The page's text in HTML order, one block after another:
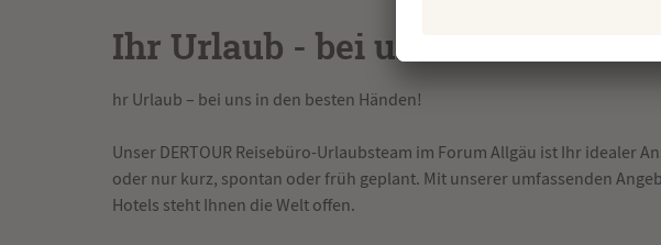
Ihr Urlaub - bei uns in den
hr Urlaub – bei uns in den besten Händen!
Unser DERTOUR Reisebüro-Urlaubsteam im Forum Allgäu ist Ihr
oder nur kurz, spontan oder früh geplant. Mit unserer umfassenden
Hotels steht Ihnen die Welt offen.